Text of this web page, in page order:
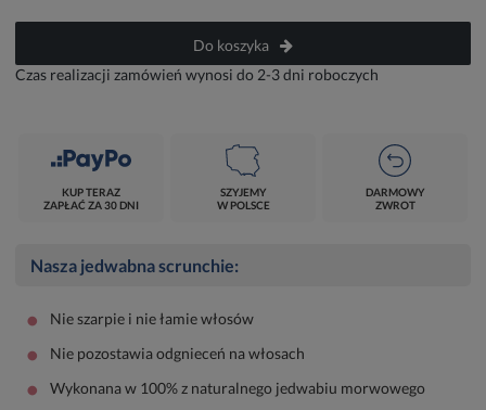
Do koszyka
Czas realizacji zamówień wynosi do 2-3 dni roboczych
KUP TERAZ
ZAPŁAĆ ZA 30 DNI
SZYJEMY
W POLSCE
DARMOWY
ZWROT
Nasza jedwabna scrunchie:
• Nie szarpie i nie łamie włosów
• Nie pozostawia odgnieceń na włosach
• Wykonana w 100% z naturalnego jedwabiu morwowego